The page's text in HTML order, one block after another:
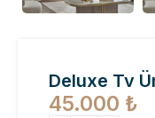
Deluxe Tv
45.000 ₺